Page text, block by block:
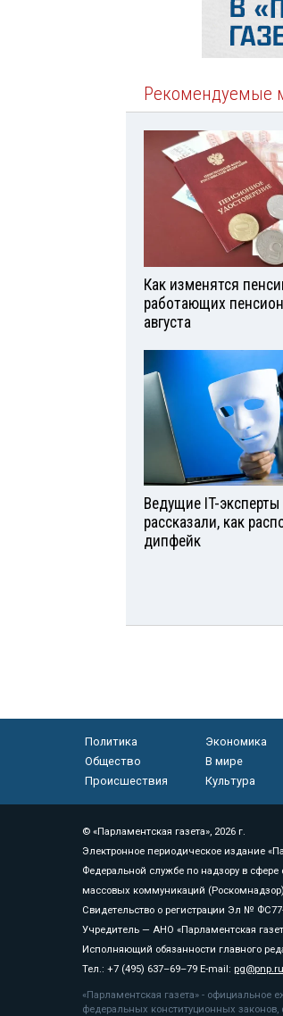
Рекомендуемые
Как изменятся
работающих
августа
Ведущие IT-эксперты
рассказали, как
дипфейк
Политика
Экономика
Общество
В мире
Происшествия
Культура
© «Парламентская газета», 2026 г.
Электронное периодическое издание
Федеральной службе по надзору в
массовых коммуникаций (Роскомнадзор)
Свидетельство о регистрации Эл №
Учредитель — АНО «Парламентская
Исполняющий обязанности главного
Тел.: +7 (495) 637–69–79 E-mail: pg@pnp.ru
«Парламентская газета» - официальное
федеральных конституционных законов,